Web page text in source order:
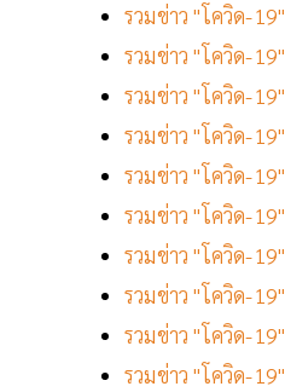
รวมข่าว "โควิด-
รวมข่าว "โควิด-
รวมข่าว "โควิด-
รวมข่าว "โควิด-
รวมข่าว "โควิด-
รวมข่าว "โควิด-
รวมข่าว "โควิด-
รวมข่าว "โควิด-
รวมข่าว "โควิด-
รวมข่าว "โควิด-